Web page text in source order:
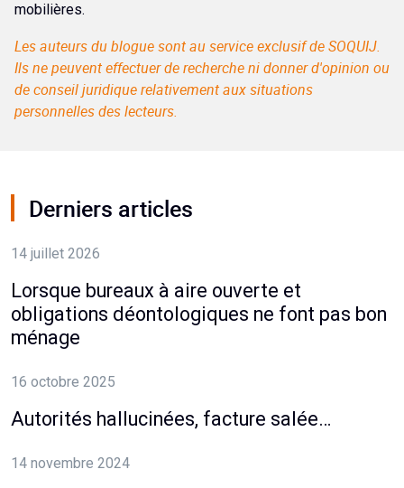
mobilières.
Les auteurs du blogue sont au service exclusif de SOQUIJ.
Ils ne peuvent effectuer de recherche ni donner d'opinion ou
de conseil juridique relativement aux situations
personnelles des lecteurs.
Derniers articles
14 juillet 2026
Lorsque bureaux à aire ouverte et
obligations déontologiques ne font pas bon
ménage
16 octobre 2025
Autorités hallucinées, facture salée…
14 novembre 2024